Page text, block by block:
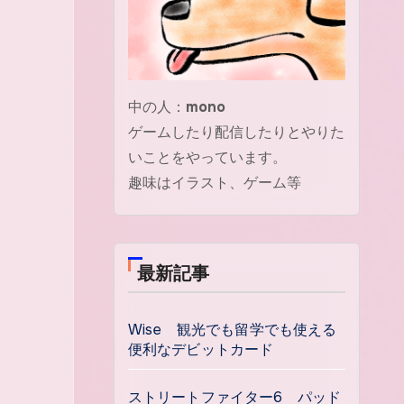
中の人： mono
ゲームしたり配信したりとやりた
いことをやっています。
趣味はイラスト、ゲーム等
最新記事
Wise 観光でも留学でも使える
便利なデビットカード
ストリートファイター6 パッド